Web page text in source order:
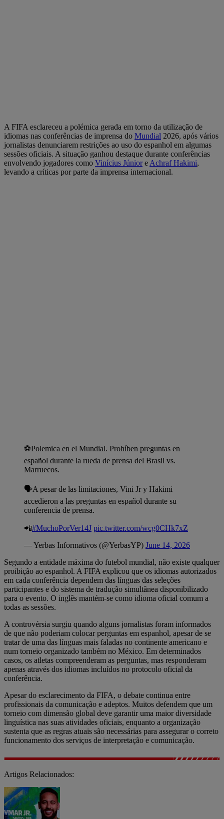
A FIFA esclareceu a polémica gerada em torno da utilização de
idiomas nas conferências de imprensa do Mundial 2026, após vários
jornalistas denunciarem restrições ao uso do espanhol em algumas
sessões oficiais. A situação ganhou destaque durante conferências
envolvendo jogadores como Vinícius Júniore Achraf Hakimi,
levando a críticas por parte da imprensa internacional.
⚽️Polemica en el Mundial. Prohíben preguntas en
español durante la rueda de prensa del Brasil vs.
Marruecos.
🗣️A pesar de las limitaciones, Vini Jr y Hakimi
accedieron a las preguntas en español durante su
conferencia de prensa.
📲#MuchoPorVer14J pic.twitter.com/wcg0CHk7xZ
— Yerbas Informativos (@YerbasYP) June 14, 2026
Segundo a entidade máxima do futebol mundial, não existe qualquer
proibição ao espanhol. A FIFA explicou que os idiomas autorizados
em cada conferência dependem das línguas das seleções
participantes e do sistema de tradução simultânea disponibilizado
para o evento. O inglês mantém-se como idioma oficial comum a
todas as sessões.
A controvérsia surgiu quando alguns jornalistas foram informados
de que não poderiam colocar perguntas em espanhol, apesar de se
tratar de uma das línguas mais faladas no continente americano e
num torneio organizado também no México. Em determinados
casos, os atletas compreenderam as perguntas, mas responderam
apenas através dos idiomas incluídos no protocolo oficial da
conferência.
Apesar do esclarecimento da FIFA, o debate continua entre
profissionais da comunicação e adeptos. Muitos defendem que um
torneio com dimensão global deve garantir uma maior diversidade
linguística nas suas atividades oficiais, enquanto a organização
sustenta que as regras atuais são necessárias para assegurar o correto
funcionamento dos serviços de interpretação e comunicação.
Artigos Relacionados: